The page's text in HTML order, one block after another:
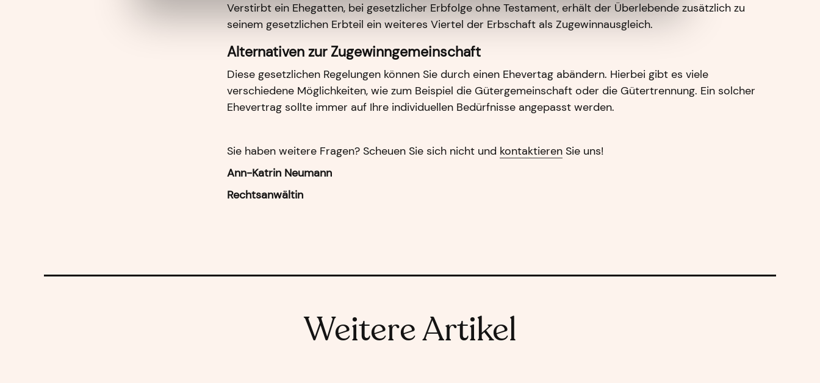
Verstirbt ein Ehegatten, bei gesetzlicher Erbfolge ohne Testament, erhält der Überlebende zusätzlich zu
seinem gesetzlichen Erbteil ein weiteres Viertel der Erbschaft als Zugewinnausgleich.
Alternativen zur Zugewinngemeinschaft
Diese gesetzlichen Regelungen können Sie durch einen Ehevertag abändern. Hierbei gibt es viele
verschiedene Möglichkeiten, wie zum Beispiel die Gütergemeinschaft oder die Gütertrennung. Ein solcher
Ehevertrag sollte immer auf Ihre individuellen Bedürfnisse angepasst werden.
Sie haben weitere Fragen? Scheuen Sie sich nicht und kontaktieren Sie uns!
Ann-Katrin Neumann
Rechtsanwältin
Weitere Artikel